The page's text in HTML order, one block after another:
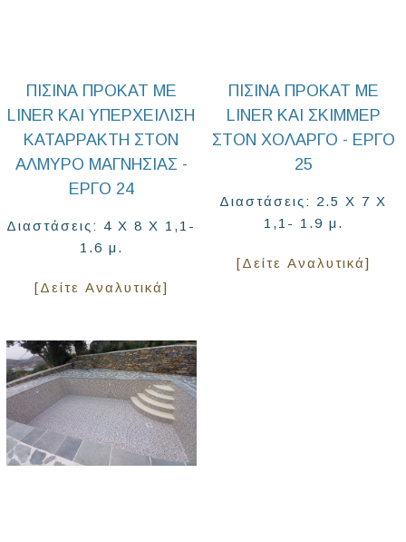
ΠΙΣΊΝΑ ΠΡΟΚΑΤ ΜΕ
LINER ΚΑΙ ΥΠΕΡΧΕΊΛΙΣΗ
ΚΑΤΑΡΡΆΚΤΗ ΣΤΟΝ
ΑΛΜΥΡΌ ΜΑΓΝΗΣΊΑΣ -
ΈΡΓΟ 24
Διαστάσεις: 4 Χ 8 Χ 1,1-
1.6 μ.
[Δείτε Αναλυτικά]
ΠΙΣΙΝΑ ΠΡΟΚΑΤ ΜΕ
LINER ΚΑΙ ΣΚΙΜΜΕΡ
ΣΤΟΝ ΧΟΛΑΡΓΌ - ΈΡΓΟ
25
Διαστάσεις: 2.5 Χ 7 Χ
1,1- 1.9 μ.
[Δείτε Αναλυτικά]